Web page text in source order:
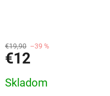
€19,90 –39 %
€12
cena:
Skladom